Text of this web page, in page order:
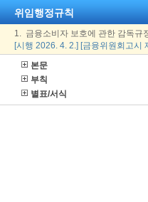
위임행정규칙
1. 금융소비자 보호에 관한 감독규
[시행 2026. 4. 2.] [금융위원회고
본문
부칙
별표/서식